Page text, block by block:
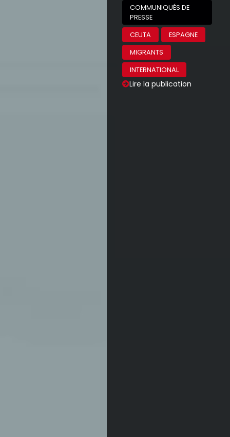
COMMUNIQUÉS DE
PRESSE
CEUTA
ESPAGNE
MIGRANTS
INTERNATIONAL
Lire la publication